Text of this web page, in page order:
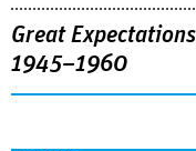
Great
1945–1960